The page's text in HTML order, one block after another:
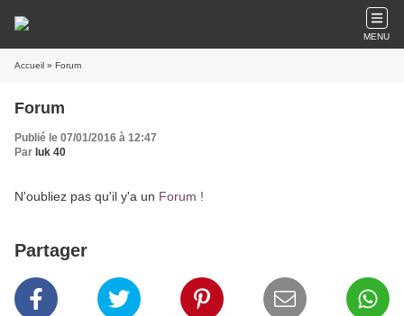
MENU
Accueil » Forum
Forum
Publié le 07/01/2016 à 12:47
Par luk 40
N'oubliez pas qu'il y'a un Forum !
Partager